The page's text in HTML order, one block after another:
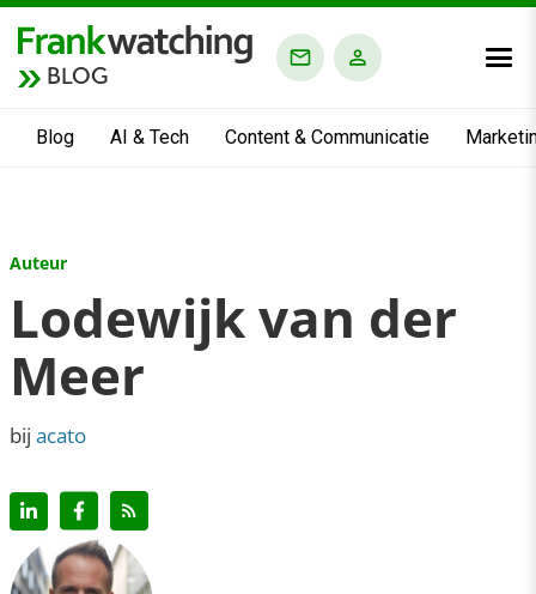
BLOG
Blog AI & Tech Content & Communicatie
Auteur
Lodewijk van der
Meer
bij acato